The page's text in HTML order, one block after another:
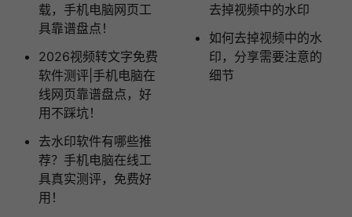
载，手机电脑网页工
具靠谱盘点！
2026视频转文字免费
软件测评|手机电脑在
线网页靠谱盘点，好
用不踩坑！
去水印软件有哪些推
荐？手机电脑在线工
具真实测评，免费好
用！
去掉视频中的水印
如何去掉视频中的水
印，分享需要注意的
细节